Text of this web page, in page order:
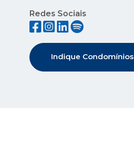
Redes Sociais
Indique Condomínios